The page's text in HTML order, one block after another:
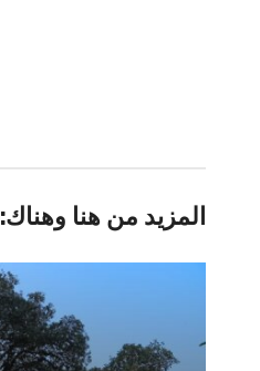
المزيد من هنا وهناك: